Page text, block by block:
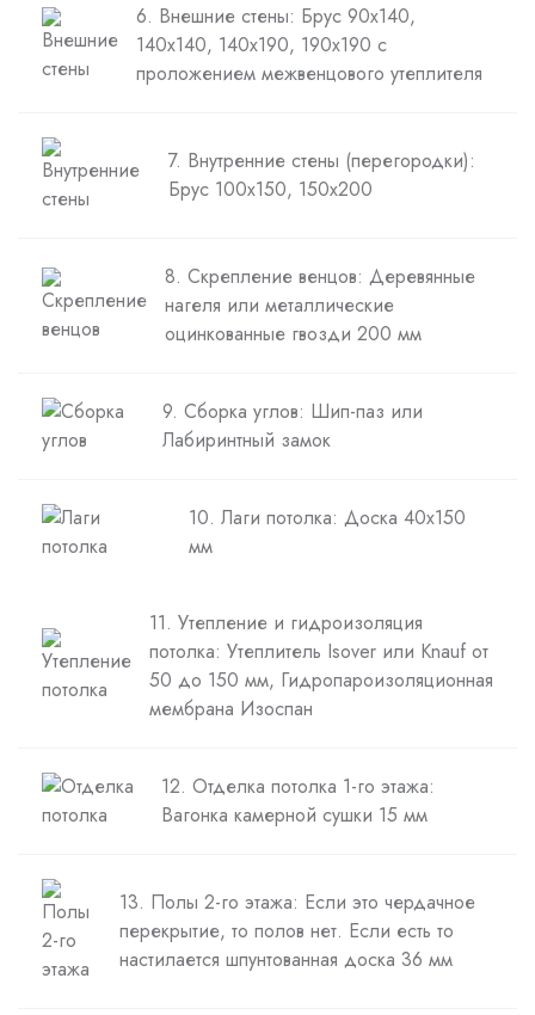
6. Внешние стены: Брус 90х140,
140х140, 140х190, 190х190 с
проложением межвенцового утеплителя
7. Внутренние стены (перегородки):
Брус 100х150, 150х200
8. Скрепление венцов: Деревянные
нагеля или металлические
оцинкованные гвозди 200 мм
9. Сборка углов: Шип-паз или
Лабиринтный замок
10. Лаги потолка: Доска 40х150
мм
11. Утепление и гидроизоляция
потолка: Утеплитель Isover или Knauf от
50 до 150 мм, Гидропароизоляционная
мембрана Изоспан
12. Отделка потолка 1-го этажа:
Вагонка камерной сушки 15 мм
13. Полы 2-го этажа: Если это чердачное
перекрытие, то полов нет. Если есть то
настилается шпунтованная доска 36 мм